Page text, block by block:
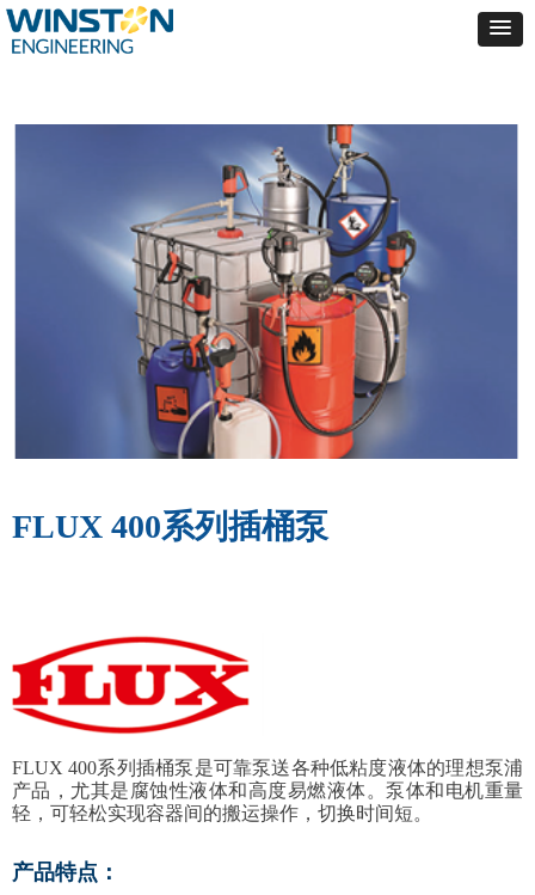
FLUX 400系列插桶泵是可靠泵送各种低粘度液体的理想泵浦
产品，尤其是腐蚀性液体和高度易燃液体。泵体和电机重量
轻，可轻松实现容器间的搬运操作，切换时间短。
产品特点：
FLUX 400系列插桶泵